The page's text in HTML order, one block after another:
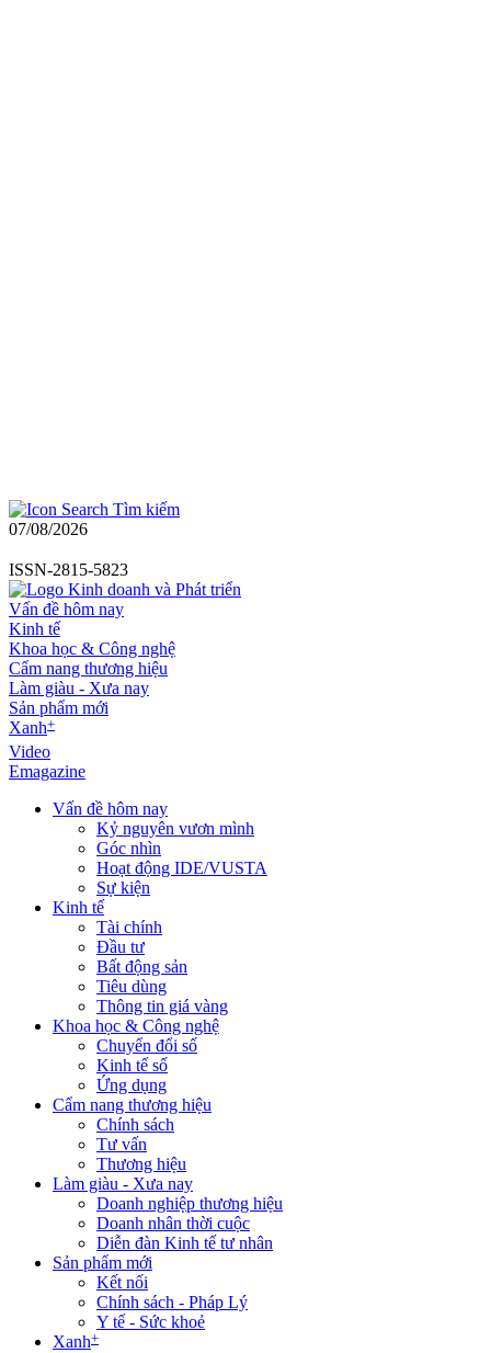
Tìm kiếm
07/08/2026
ISSN-2815-5823
Vấn đề hôm nay
Kinh tế
Khoa học & Công nghệ
Cẩm nang thương hiệu
Làm giàu - Xưa nay
Sản phẩm mới
Xanh+
Video
Emagazine
Vấn đề hôm nay
Kỷ nguyên vươn mình
Góc nhìn
Hoạt động IDE/VUSTA
Sự kiện
Kinh tế
Tài chính
Đầu tư
Bất động sản
Tiêu dùng
Thông tin giá vàng
Khoa học & Công nghệ
Chuyển đổi số
Kinh tế số
Ứng dụng
Cẩm nang thương hiệu
Chính sách
Tư vấn
Thương hiệu
Làm giàu - Xưa nay
Doanh nghiệp thương hiệu
Doanh nhân thời cuộc
Diễn đàn Kinh tế tư nhân
Sản phẩm mới
Kết nối
Chính sách - Pháp Lý
Y tế - Sức khoẻ
Xanh+